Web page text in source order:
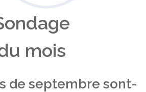
mois
de septembre sont-